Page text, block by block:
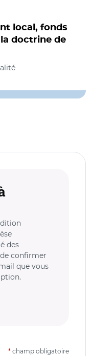
local, fonds
doctrine de
des
confirmer
que vous
* champ obligatoire